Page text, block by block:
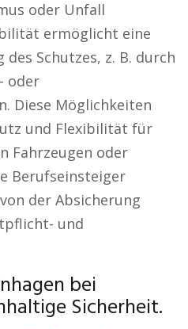
oder Unfall
ermöglicht eine
Schutzes, z. B. durch
oder
Diese Möglichkeiten
und Flexibilität für
Fahrzeugen oder
Berufseinsteiger
der Absicherung
und
bei
Sicherheit.